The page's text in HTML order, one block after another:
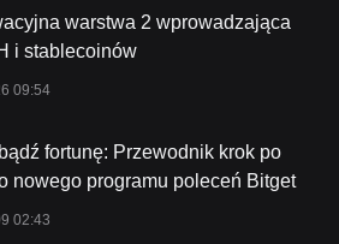
warstwa 2 wprowadzająca
i stablecoinów
09:54
fortunę: Przewodnik krok po
nowego programu poleceń Bitget
02:43